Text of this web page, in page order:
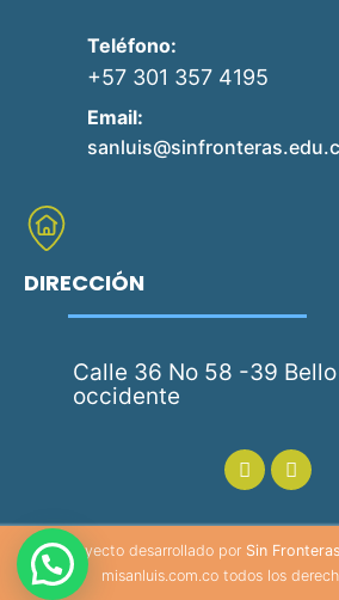
Teléfono:
+57 301 357 4195
Email:
DIRECCIÓN
Calle 36 No 58 -39
occidente
Proyecto desarrollado por Sin Fronteras
misanluis.com.co todos los